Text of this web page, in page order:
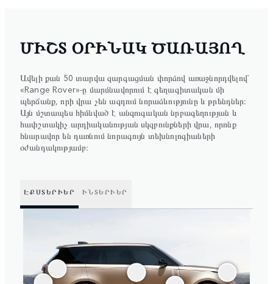
ՄԻՇՏ ՕՐԻՆԱԿ ԾԱՌԱՅՈՂ
Ավելի քան 50 տարվա զարգացման փորձով առաջնորդվելով`
«Range Rover»-ը մարմնավորում է գեղագիտական մի
պերճանք, որի վրա չեն ազդում նորաձևությունը և թրենդներ։
Այն մշտապես հիմնված է անզուգական նրբագեղության և
հափշտակիչ արդիականության սկզբունքների վրա, որոնք
հնարավոր են դառնում նորագույն տեխնոլոգիաների
օժանդակությամբ։
ԷՔՍՏԵՐԻԵՐ ԻՆՏԵՐԻԵՐ